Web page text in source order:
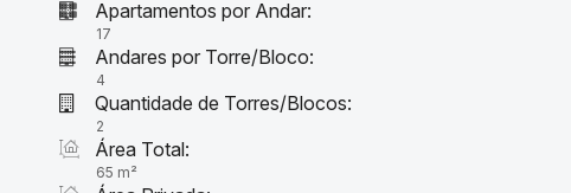
Apartamentos por Andar:
17
Andares por Torre/Bloco:
4
Quantidade de Torres/Blocos:
2
Área Total:
65 m²